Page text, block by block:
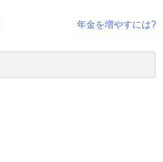
年金を増やすには?